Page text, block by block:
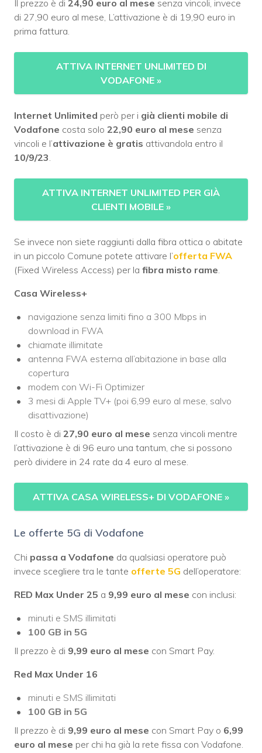
Il prezzo è di 24,90 euro al mese senza vincoli, invece
di 27,90 euro al mese, L’attivazione è di 19,90 euro in
prima fattura.
ATTIVA INTERNET UNLIMITED DI
VODAFONE »
Internet Unlimited però per i già clienti mobile di
Vodafone costa solo 22,90 euro al mese senza
vincoli e l’attivazione è gratis attivandola entro il
10/9/23.
ATTIVA INTERNET UNLIMITED PER GIÀ
CLIENTI MOBILE »
Se invece non siete raggiunti dalla fibra ottica o abitate
in un piccolo Comune potete attivare l’offerta FWA
(Fixed Wireless Access) per la fibra misto rame.
Casa Wireless+
navigazione senza limiti fino a 300 Mbps in
download in FWA
chiamate illimitate
antenna FWA esterna all’abitazione in base alla
copertura
modem con Wi-Fi Optimizer
3 mesi di Apple TV+ (poi 6,99 euro al mese, salvo
disattivazione)
Il costo è di 27,90 euro al mese senza vincoli mentre
l’attivazione è di 96 euro una tantum, che si possono
però dividere in 24 rate da 4 euro al mese.
ATTIVA CASA WIRELESS+ DI VODAFONE »
Le offerte 5G di Vodafone
Chi passa a Vodafone da qualsiasi operatore può
invece scegliere tra le tante offerte 5G dell’operatore:
RED Max Under 25 a 9,99 euro al mese con inclusi:
minuti e SMS illimitati
100 GB in 5G
Il prezzo è di 9,99 euro al mese con Smart Pay.
Red Max Under 16
minuti e SMS illimitati
100 GB in 5G
Il prezzo è di 9,99 euro al mese con Smart Pay o 6,99
euro al mese per chi ha già la rete fissa con Vodafone.